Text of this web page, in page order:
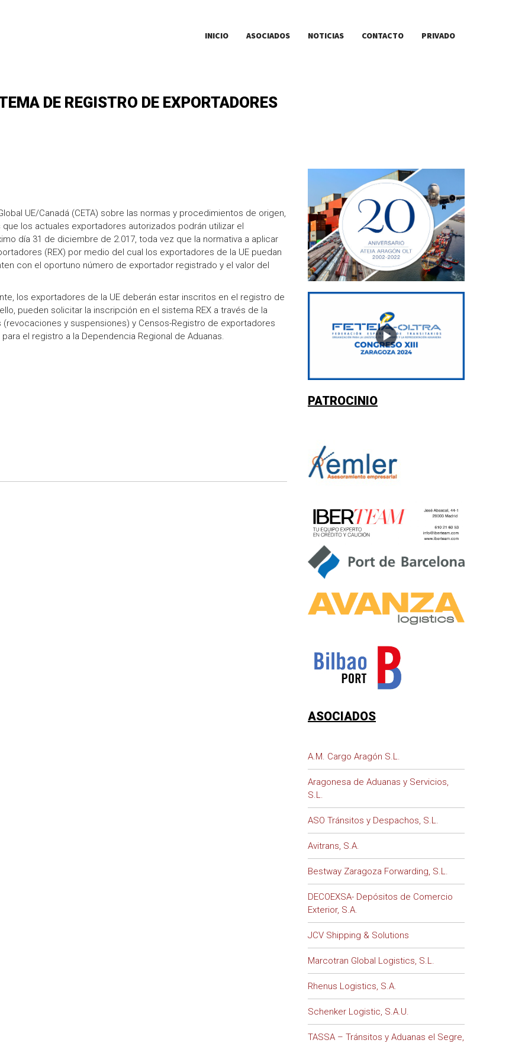
INICIO ASOCIADOS NOTICIAS CONTACTO PRIVADO
DE REGISTRO DE EXPORTADORES
UE/Canadá (CETA) sobre las normas y procedimientos de origen,
los actuales exportadores autorizados podrán utilizar el
día 31 de diciembre de 2.017, toda vez que la normativa a aplicar
(REX) por medio del cual los exportadores de la UE puedan
con el oportuno número de exportador registrado y el valor del
los exportadores de la UE deberán estar inscritos en el registro de
pueden solicitar la inscripción en el sistema REX a través de la
(revocaciones y suspensiones) y Censos-Registro de exportadores
el registro a la Dependencia Regional de Aduanas.
PATROCINIO
ASOCIADOS
A.M. Cargo Aragón S.L.
Aragonesa de Aduanas y Servicios,
S.L.
ASO Tránsitos y Despachos, S.L.
Avitrans, S.A.
Bestway Zaragoza Forwarding, S.L.
DECOEXSA- Depósitos de Comercio
Exterior, S.A.
JCV Shipping & Solutions
Marcotran Global Logistics, S.L.
Rhenus Logistics, S.A.
Schenker Logistic, S.A.U.
TASSA – Tránsitos y Aduanas el Segre,